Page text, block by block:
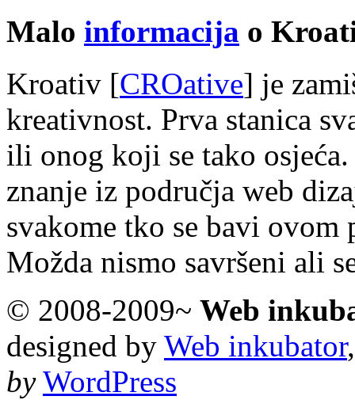
Malo informacija o
Kroativ [CROative] je
kreativnost. Prva stanica
ili onog koji se tako
znanje iz područja web
svakome tko se bavi
Možda nismo savršeni ali
© 2008-2009~ Web
designed by Web inkubator
by WordPress